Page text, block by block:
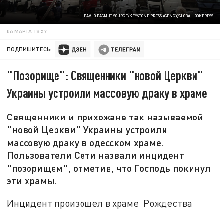
PAVLO BAGMUT SOURCE/KEYSTONE PRESS AGENCY/GLOBALLOOKPRESS
06 МАРТА 18:57
ПОДПИШИТЕСЬ:
"Позорище": Священники "новой Церкви"
Украины устроили массовую драку в храме
Священники и прихожане так называемой
"новой Церкви" Украины устроили
массовую драку в одесском храме.
Пользователи Сети назвали инцидент
"позорищем", отметив, что Господь покинул
эти храмы.
Инцидент произошел в храме Рождества